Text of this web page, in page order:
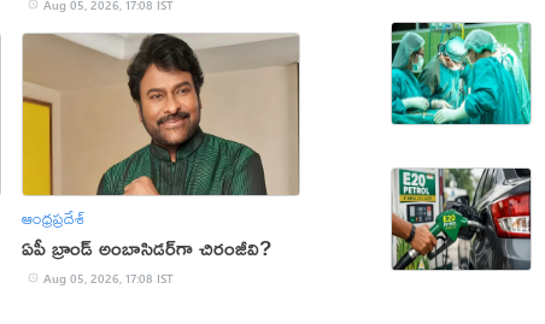
Aug 05, 2026, 17:08 IST
ఆంధ్రప్రదేశ్
ఏపీ బ్రాండ్ అంబాసిడర్‌గా చిరంజీవి?
Aug 05, 2026, 17:08 IST